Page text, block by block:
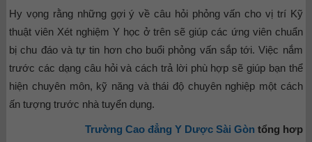
Hy vọng rằng những gợi ý về câu hỏi phỏng vấn cho vị trí Kỹ
thuật viên Xét nghiệm Y học ở trên sẽ giúp các ứng viên chuẩn
bị chu đáo và tự tin hơn cho buổi phỏng vấn sắp tới. Việc nắm
trước các dạng câu hỏi và cách trả lời phù hợp sẽ giúp bạn thể
hiện chuyên môn, kỹ năng và thái độ chuyên nghiệp một cách
ấn tượng trước nhà tuyển dụng.
Trường Cao đẳng Y Dược Sài Gòn tổng hơp